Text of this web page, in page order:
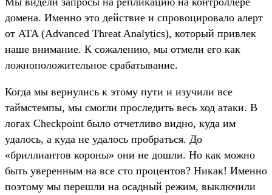
домена. Именно это действие и спровоцировало алерт
от ATA (Advanced Threat Analytics), который привлек
наше внимание. К сожалению, мы отмели его как
ложноположительное срабатывание.
Когда мы вернулись к этому пути и изучили все
таймстемпы, мы смогли проследить весь ход атаки. В
логах Checkpoint было отчетливо видно, куда им
удалось, а куда не удалось пробраться. До
«бриллиантов короны» они не дошли. Но как можно
быть уверенным на все сто процентов? Никак! Именно
поэтому мы перешли на осадный режим, выключили